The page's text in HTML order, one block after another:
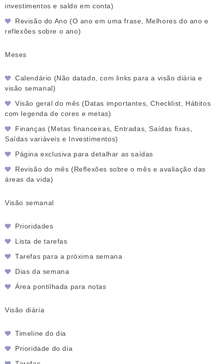
investimentos e saldo em conta)
Revisão do Ano (O ano em uma frase, Melhores do ano e
reflexões sobre o ano)
Meses
Calendário (Não datado, com links para a visão diária e
visão semanal)
Visão geral do mês (Datas importantes, Checklist, Hábitos
com legenda de cores e metas)
Finanças (Metas financeiras, Entradas, Saídas fixas,
Saídas variáveis e Investimentos)
Página exclusiva para detalhar as saídas
Revisão do mês (Reflexões sobre o mês e avaliação das
áreas da vida)
Visão semanal
Prioridades
Lista de tarefas
Tarefas para a próxima semana
Dias da semana
Área pontilhada para notas
Visão diária
Timeline do dia
Prioridade do dia